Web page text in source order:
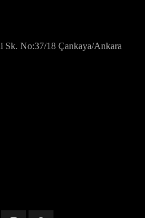
Sk. No:37/18 Çankaya/Ankara